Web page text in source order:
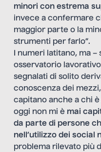
minori con estrema
invece a confermare
maggior parte o la
strumenti per farlo”.
I numeri latitano, ma –
osservatorio
segnalati di solito
conoscenza dei
capitano anche a chi
oggi non mi è mai
da parte di persone
nell’utilizzo dei social
problema rilevato più